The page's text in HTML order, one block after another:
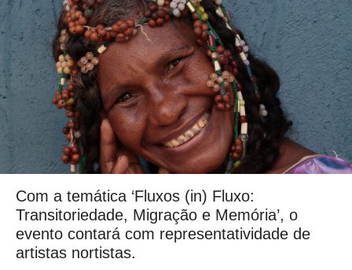
Com a temática ‘Fluxos (in) Fluxo:
Transitoriedade, Migração e Memória’, o
evento contará com representatividade de
artistas nortistas.